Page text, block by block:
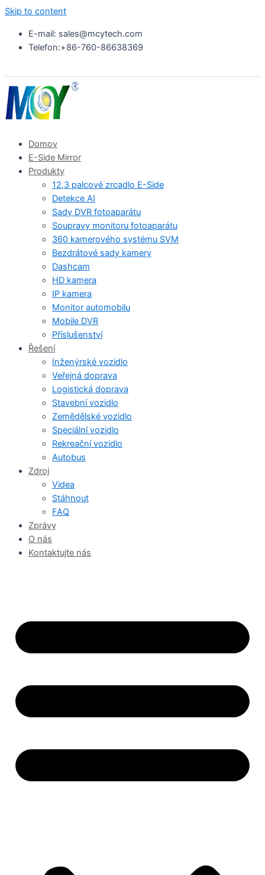
Skip to content
E-mail: sales@mcytech.com
Telefon:+86-760-86638369
Domov
E-Side Mirror
Produkty
12,3 palcové zrcadlo E-Side
Detekce AI
Sady DVR fotoaparátu
Soupravy monitoru fotoaparátu
360 kamerového systému SVM
Bezdrátové sady kamery
Dashcam
HD kamera
IP kamera
Monitor automobilu
Mobile DVR
Příslušenství
Řešení
Inženýrské vozidlo
Veřejná doprava
Logistická doprava
Stavební vozidlo
Zemědělské vozidlo
Speciální vozidlo
Rekreační vozidlo
Autobus
Zdroj
Videa
Stáhnout
FAQ
Zprávy
O nás
Kontaktujte nás